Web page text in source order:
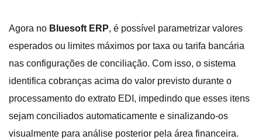
Agora no Bluesoft ERP, é possível parametrizar valores
esperados ou limites máximos por taxa ou tarifa bancária
nas configurações de conciliação. Com isso, o sistema
identifica cobranças acima do valor previsto durante o
processamento do extrato EDI, impedindo que esses itens
sejam conciliados automaticamente e sinalizando-os
visualmente para análise posterior pela área financeira.